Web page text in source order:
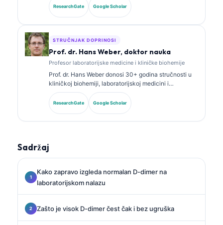
iz kliničke biohemije i opsežno je objavljivala radove
o panelima biomarkera i laboratorijskoj analizi u
ResearchGate Google Scholar
STRUČNJAK DOPRINOSI
Prof. dr. Hans Weber, doktor nauka
Profesor laboratorijske medicine i kliničke biohemije
Prof. dr. Hans Weber donosi 30+ godina stručnosti u
kliničkoj biohemiji, laboratorijskoj medicini i
istraživanju biomarkera. Bivši predsjednik Njemačkog
društva za kliničku hemiju, specijalizovan je za
analizu dijagnostičkih panela, standardizaciju
ResearchGate Google Scholar
Sadržaj
Kako zapravo izgleda normalan D-dimer na
laboratorijskom nalazu
Zašto je visok D-dimer čest čak i bez ugruška